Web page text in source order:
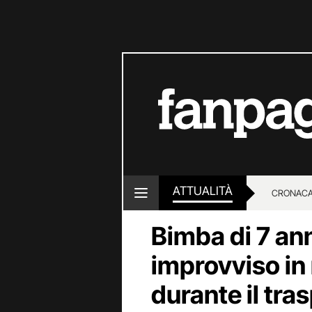
ATTUALITÀ
LOTTO E
Bimba di 7
improvviso in
durante il